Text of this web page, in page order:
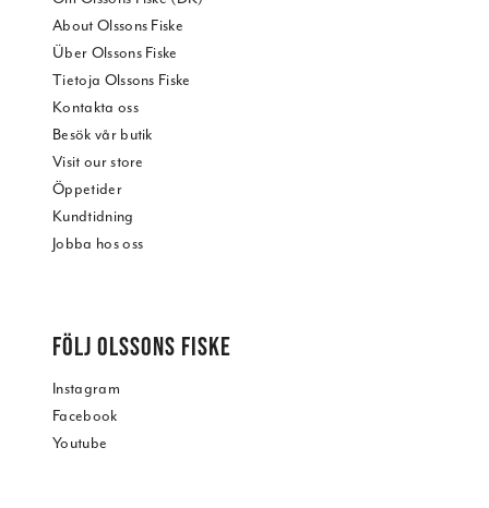
About Olssons Fiske
Über Olssons Fiske
Tietoja Olssons Fiske
Kontakta oss
Besök vår butik
Visit our store
Öppetider
Kundtidning
Jobba hos oss
FÖLJ OLSSONS FISKE
Instagram
Facebook
Youtube